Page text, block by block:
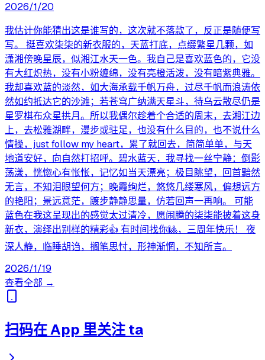
2026/1/20
我估计你能猜出这是谁写的，这次就不落款了，反正是随便写
写。 挺喜欢柒柒的新衣服的，天蓝打底，点缀繁星几颗，如
潇湘傍晚星辰，似湘江水天一色。我自己是喜欢蓝色的，它没
有大红炽热，没有小粉缠绵，没有亮橙活泼，没有暗紫典雅。
我却喜欢蓝的淡然，如大海承载千帆万舟，过尽千帆而浪涛依
然如约抵达它的沙滩；若苍穹广纳满天星斗，待乌云散尽仍是
星罗棋布众星拱月。所以我偶尔趁着个合适的周末，去湘江边
上，去松雅湖畔，漫步或驻足，也没有什么目的，也不说什么
情操，just follow my heart，累了就回去，简简单单，与天
地道安好，向自然打招呼。碧水蓝天，我寻找一丝宁静：倒影
荡漾，恍惚心有怅怅，记忆如当天漂亮；极目眺望，回首黯然
无言，不知泪眼望何方；晚霞绚烂，悠悠几缕寒风，偏想远方
的艳阳；景远意茫，踱步静静思量，仿若回声一再响。 可能
蓝色在我这呈现出的感觉太过清冷，愿闹腾的柒柒能披着这身
新衣，演绎出别样的精彩👍 有时间找你🎱，三周年快乐！ 夜
深人静，临睡胡诌，搁笔思忖，形神渐惘，不知所言。
2026/1/19
查看全部 →
扫码在 App 里关注 ta